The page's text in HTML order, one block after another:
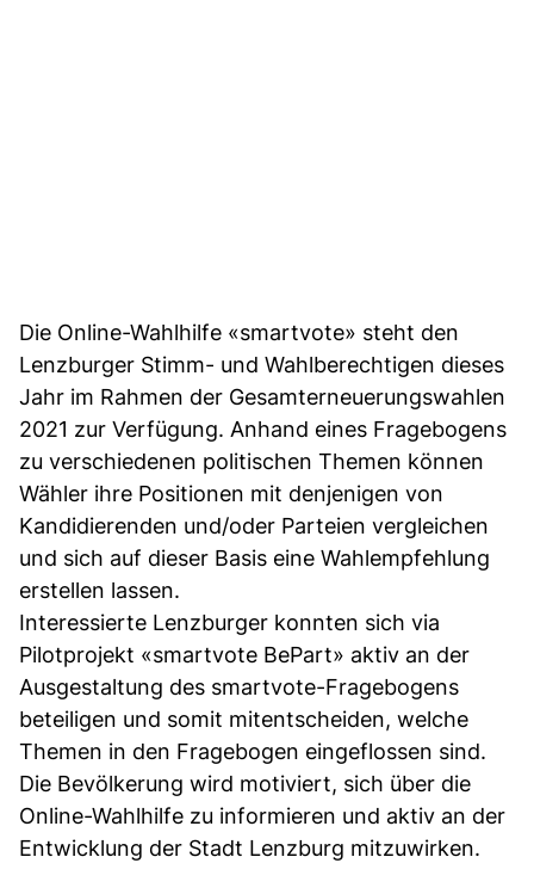
Die Online-Wahlhilfe «smartvote» steht den
Lenzburger Stimm- und Wahlberechtigen dieses
Jahr im Rahmen der Gesamterneuerungswahlen
2021 zur Verfügung. Anhand eines Fragebogens
zu verschiedenen politischen Themen können
Wähler ihre Positionen mit denjenigen von
Kandidierenden und/oder Parteien vergleichen
und sich auf dieser Basis eine Wahlempfehlung
erstellen lassen.
Interessierte Lenzburger konnten sich via
Pilotprojekt «smartvote BePart» aktiv an der
Ausgestaltung des smartvote-Fragebogens
beteiligen und somit mitentscheiden, welche
Themen in den Fragebogen eingeflossen sind.
Die Bevölkerung wird motiviert, sich über die
Online-Wahlhilfe zu informieren und aktiv an der
Entwicklung der Stadt Lenzburg mitzuwirken.